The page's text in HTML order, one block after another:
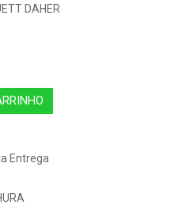
DAHER
Entrega